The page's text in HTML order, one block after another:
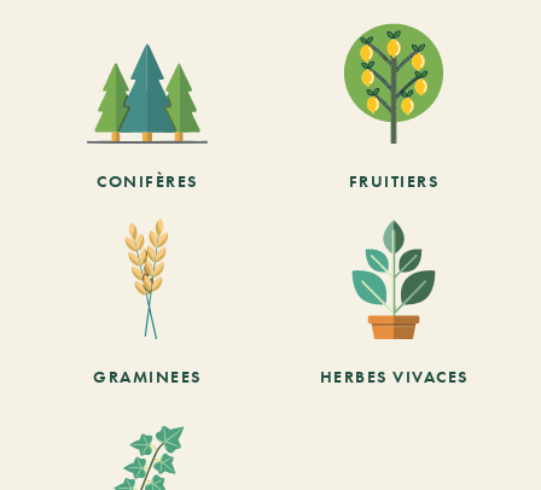
CONIFÈRES FRUITIERS
GRAMINEES HERBES VIVACES